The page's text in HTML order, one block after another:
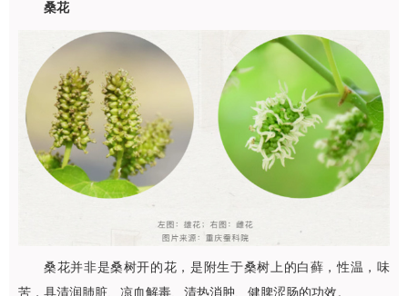
桑花
桑花并非是桑树开的花，是附生于桑树上的白藓，性温，味
苦，具清润肺脏、凉血解毒、清热消肿、健脾涩肠的功效。